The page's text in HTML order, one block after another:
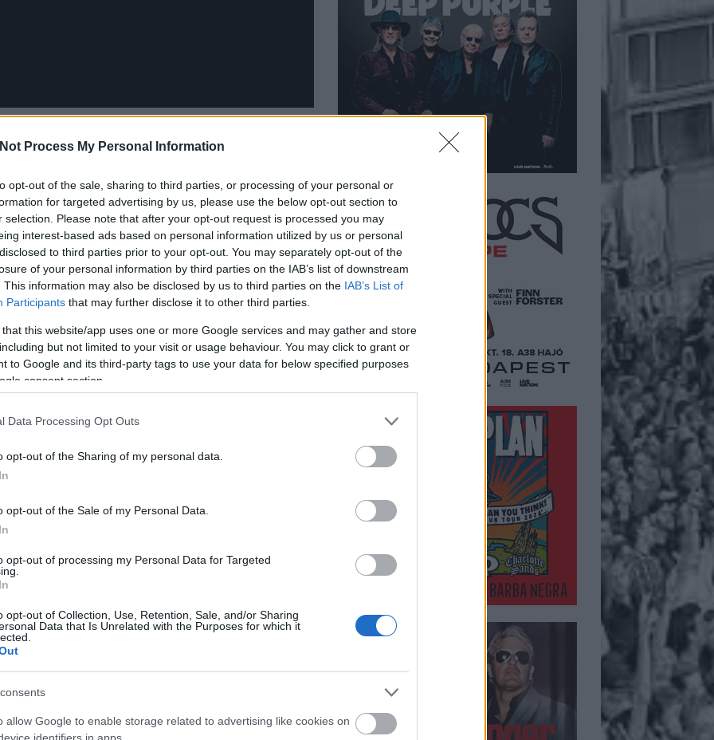
Process My Personal Information
opt-out of the sale, sharing to third parties, or processing of your personal or
for targeted advertising by us, please use the below opt-out section to
selection. Please note that after your opt-out request is processed you may
interest-based ads based on personal information utilized by us or personal
to third parties prior to your opt-out. You may separately opt-out of the
of your personal information by third parties on the IAB’s list of downstream
This information may also be disclosed by us to third parties on the IAB’s List of
Participants that may further disclose it to other third parties.
that this website/app uses one or more Google services and may gather and store
but not limited to your visit or usage behaviour. You may click to grant or
to Google and its third-party tags to use your data for below specified purposes
consent section.
Data Processing Opt Outs
opt-out of the Sharing of my personal data.
opt-out of the Sale of my Personal Data.
opt-out of processing my Personal Data for Targeted
opt-out of Collection, Use, Retention, Sale, and/or Sharing
Data that Is Unrelated with the Purposes for which it
allow Google to enable storage related to advertising like cookies on
identifiers in apps.
trackback címe:
api/trackback/id/18494392
Kommentek:
nem vállal, azokat nem ellenőrzi. Kifogás esetén forduljon a blog
feltételekbenés azadatvédelmi tájékoztatóban
! ‐Belépés Facebookkal